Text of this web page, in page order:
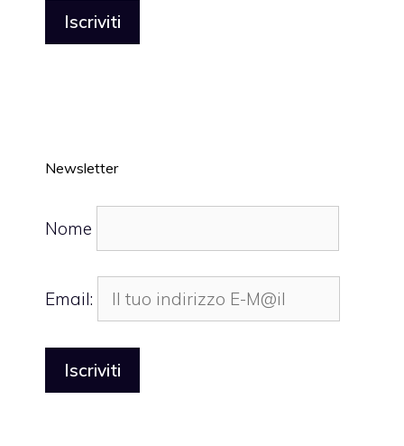
Newsletter
Nome
Email: